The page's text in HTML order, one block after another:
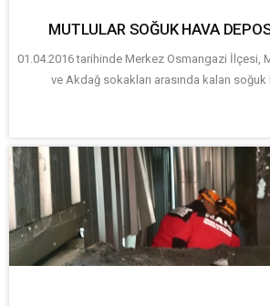
MUTLULAR SOĞUK HAVA
01.04.2016 tarihinde Merkez Osmangazi İlçesi,
ve Akdağ sokakları arasında kalan